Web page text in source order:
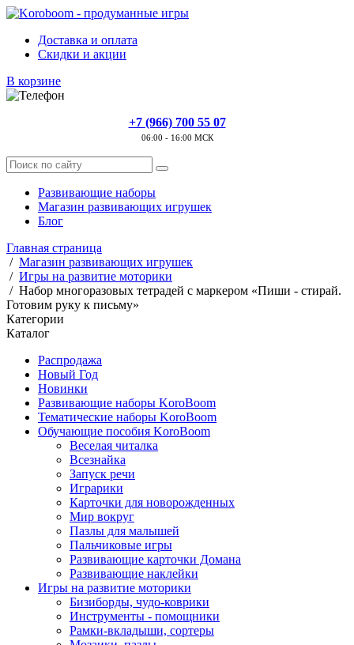
Доставка и оплата
Скидки и акции
В корзине
+7 (966) 700 55 07
06:00 - 16:00 МСК
Развивающие наборы
Магазин развивающих игрушек
Блог
Главная страница
/ Магазин развивающих игрушек
/ Игры на развитие моторики
/ Набор многоразовых тетрадей с маркером «Пиши - стирай.
Готовим руку к письму»
Категории
Каталог
Распродажа
Новый Год
Новинки
Развивающие наборы KoroBoom
Тематические наборы KoroBoom
Обучающие пособия KoroBoom
Веселая читалка
Всезнайка
Запуск речи
Играрики
Карточки для новорожденных
Мир вокруг
Пазлы для малышей
Пальчиковые игры
Развивающие карточки Домана
Развивающие наклейки
Игры на развитие моторики
Бизиборды, чудо-коврики
Инструменты - помощники
Рамки-вкладыши, сортеры